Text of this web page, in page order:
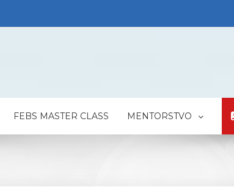
FEBS MASTER CLASS MENTORSTVO